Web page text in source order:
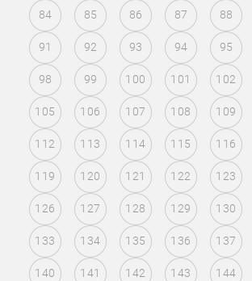
84 85 86 87 88
91 92 93 94 95
98 99 100 101 102
105 106 107 108 109
112 113 114 115 116
119 120 121 122 123
126 127 128 129 130
133 134 135 136 137
140 141 142 143 144